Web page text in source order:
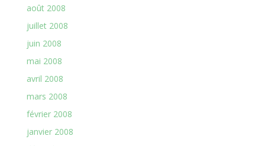
août 2008
juillet 2008
juin 2008
mai 2008
avril 2008
mars 2008
février 2008
janvier 2008